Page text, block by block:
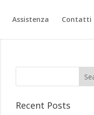
Assistenza Contatti
Recent Posts